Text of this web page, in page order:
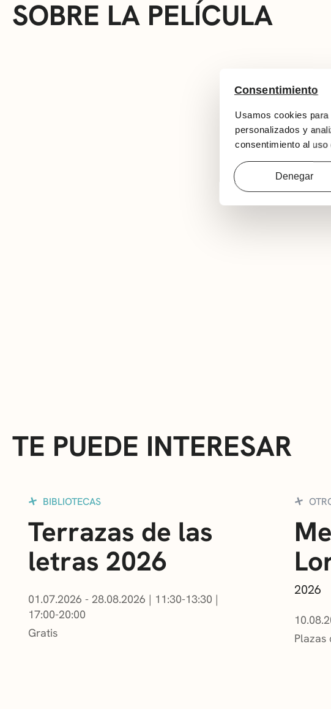
Consentimiento
Usamos cookies
personalizados y
consentimiento al
Denegar
SOBRE LA PELÍCULA
TE PUEDE INTERESAR
BIBLIOTECAS
Terrazas de las
letras 2026
01.07.2026 - 28.08.2026 | 11:30-13:30 |
17:00-20:00
Gratis
2026
Plazas